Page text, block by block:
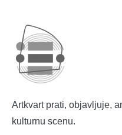
Artkvart prati, objavljuje,
kulturnu scenu.